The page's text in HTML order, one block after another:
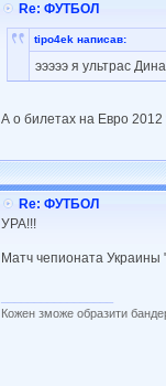
Re: ФУТБОЛ
tipo4ek написав:
эээээ я ультрас
А о билетах на Евро
Re: ФУТБОЛ
УРА!!!
Матч чепионата
Кожен зможе образити